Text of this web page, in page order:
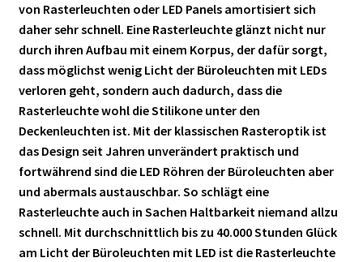
von Rasterleuchten oder LED Panels amortisiert sich
daher sehr schnell. Eine Rasterleuchte glänzt nicht nur
durch ihren Aufbau mit einem Korpus, der dafür sorgt,
dass möglichst wenig Licht der Büroleuchten mit LEDs
verloren geht, sondern auch dadurch, dass die
Rasterleuchte wohl die Stilikone unter den
Deckenleuchten ist. Mit der klassischen Rasteroptik ist
das Design seit Jahren unverändert praktisch und
fortwährend sind die LED Röhren der Büroleuchten aber
und abermals austauschbar. So schlägt eine
Rasterleuchte auch in Sachen Haltbarkeit niemand allzu
schnell. Mit durchschnittlich bis zu 40.000 Stunden Glück
am Licht der Büroleuchten mit LED ist die Rasterleuchte